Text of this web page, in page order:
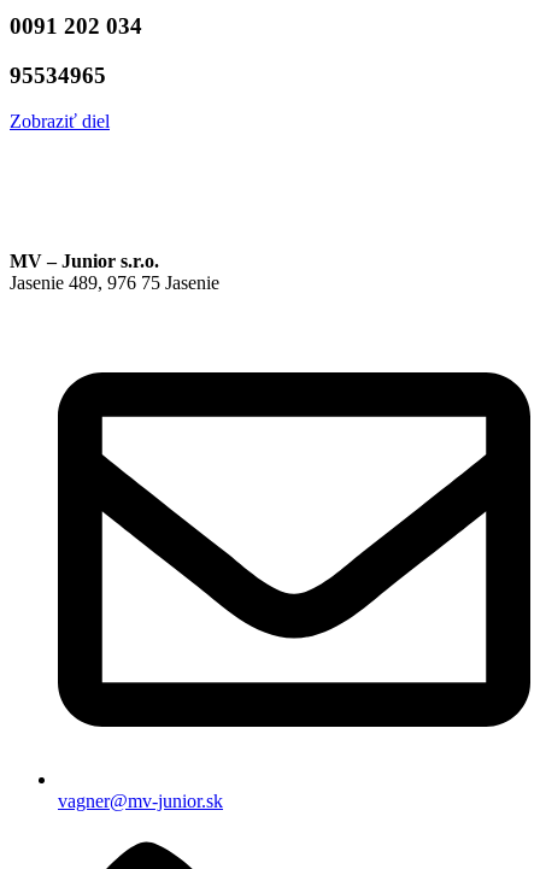
0091 202 034
95534965
Zobraziť diel
MV – Junior s.r.o.
Jasenie 489, 976 75 Jasenie
vagner@mv-junior.sk